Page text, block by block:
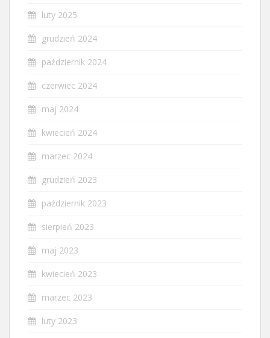
luty 2025
grudzień 2024
październik 2024
czerwiec 2024
maj 2024
kwiecień 2024
marzec 2024
grudzień 2023
październik 2023
sierpień 2023
maj 2023
kwiecień 2023
marzec 2023
luty 2023